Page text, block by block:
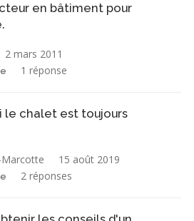
en bâtiment pour
2 mars 2011
1 réponse
le chalet est toujours
Marcotte 15 août 2019
2 réponses